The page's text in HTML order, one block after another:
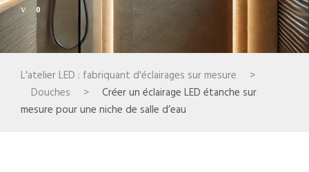
0
L'atelier LED : fabriquant d'éclairages sur mesure
>
Douches
>
Créer un éclairage LED étanche sur
mesure pour une niche de salle d’eau